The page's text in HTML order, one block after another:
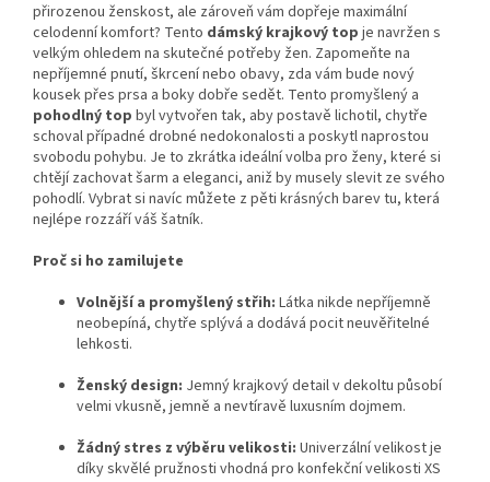
přirozenou ženskost, ale zároveň vám dopřeje maximální
celodenní komfort? Tento dámský krajkový top je navržen s
velkým ohledem na skutečné potřeby žen. Zapomeňte na
nepříjemné pnutí, škrcení nebo obavy, zda vám bude nový
kousek přes prsa a boky dobře sedět. Tento promyšlený a
pohodlný top byl vytvořen tak, aby postavě lichotil, chytře
schoval případné drobné nedokonalosti a poskytl naprostou
svobodu pohybu. Je to zkrátka ideální volba pro ženy, které si
chtějí zachovat šarm a eleganci, aniž by musely slevit ze svého
pohodlí. Vybrat si navíc můžete z pěti krásných barev tu, která
nejlépe rozzáří váš šatník.
Proč si ho zamilujete
Volnější a promyšlený střih: Látka nikde nepříjemně
neobepíná, chytře splývá a dodává pocit neuvěřitelné
lehkosti.
Ženský design: Jemný krajkový detail v dekoltu působí
velmi vkusně, jemně a nevtíravě luxusním dojmem.
Žádný stres z výběru velikosti: Univerzální velikost je
díky skvělé pružnosti vhodná pro konfekční velikosti XS